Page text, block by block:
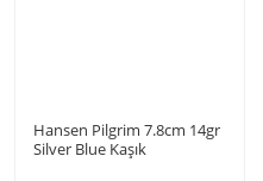
Hansen Pilgrim 7.8cm 14gr
Silver Blue Kaşık